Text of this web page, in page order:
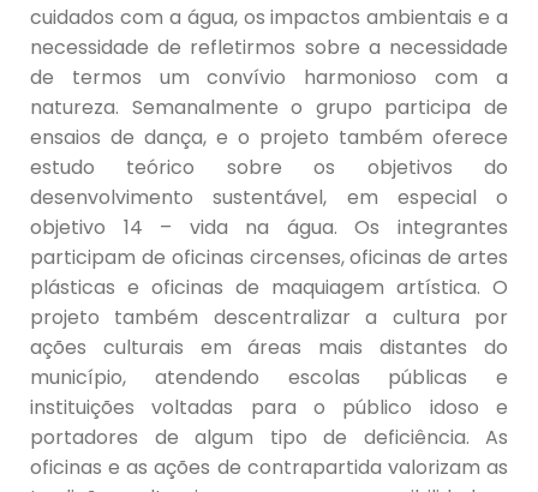
cuidados com a água, os impactos ambientais e a
necessidade de refletirmos sobre a necessidade
de termos um convívio harmonioso com a
natureza. Semanalmente o grupo participa de
ensaios de dança, e o projeto também oferece
estudo teórico sobre os objetivos do
desenvolvimento sustentável, em especial o
objetivo 14 – vida na água. Os integrantes
participam de oficinas circenses, oficinas de artes
plásticas e oficinas de maquiagem artística. O
projeto também descentralizar a cultura por
ações culturais em áreas mais distantes do
município, atendendo escolas públicas e
instituições voltadas para o público idoso e
portadores de algum tipo de deficiência. As
oficinas e as ações de contrapartida valorizam as